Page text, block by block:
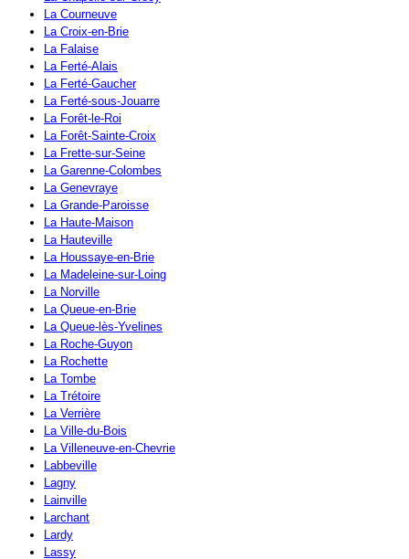
La Courneuve
La Croix-en-Brie
La Falaise
La Ferté-Alais
La Ferté-Gaucher
La Ferté-sous-Jouarre
La Forêt-le-Roi
La Forêt-Sainte-Croix
La Frette-sur-Seine
La Garenne-Colombes
La Genevraye
La Grande-Paroisse
La Haute-Maison
La Hauteville
La Houssaye-en-Brie
La Madeleine-sur-Loing
La Norville
La Queue-en-Brie
La Queue-lès-Yvelines
La Roche-Guyon
La Rochette
La Tombe
La Trétoire
La Verrière
La Ville-du-Bois
La Villeneuve-en-Chevrie
Labbeville
Lagny
Lainville
Larchant
Lardy
Lassy